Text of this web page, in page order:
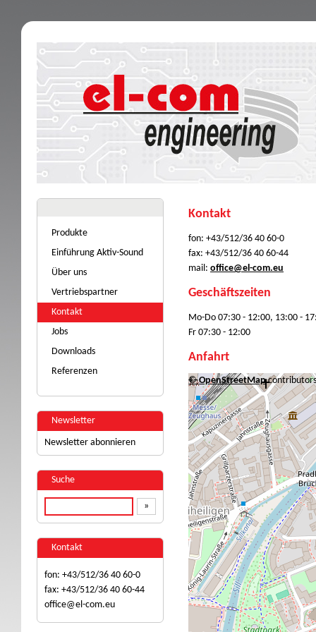
Produkte
Einführung Aktiv-Sound
Über uns
Vertriebspartner
Kontakt
Jobs
Downloads
Referenzen
Newsletter
Newsletter abonnieren
Suche
Kontakt
fon: +43/512/36 40 60-0
fax: +43/512/36 40 60-44
office@el-com.eu
Kontakt
fon: +43/512/36 40 60-0
fax: +43/512/36 40 60-44
mail: office@el-com.eu
Geschäftszeiten
Mo-Do 07:30 - 12:00, 13:00 -
Fr 07:30 - 12:00
Anfahrt
+−
©OpenStreetMapcontributors